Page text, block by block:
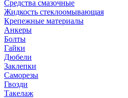
Средства смазочные
Жидкость стеклоомывающая
Крепежные материалы
Анкеры
Болты
Гайки
Дюбели
Заклепки
Саморезы
Гвозди
Такелаж